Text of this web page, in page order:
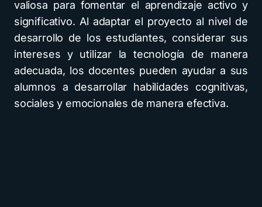
valiosa para fomentar el aprendizaje activo y
significativo. Al adaptar el proyecto al nivel de
desarrollo de los estudiantes, considerar sus
intereses y utilizar la tecnología de manera
adecuada, los docentes pueden ayudar a sus
alumnos a desarrollar habilidades cognitivas,
sociales y emocionales de manera efectiva.